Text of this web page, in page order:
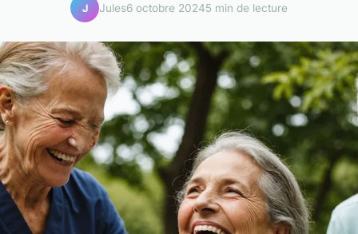
J Jules6 octobre 20245 min de lecture